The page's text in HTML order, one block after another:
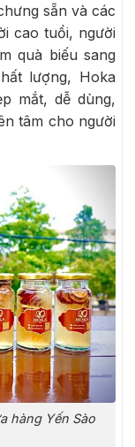
sẵn và các
cao tuổi, người
quà biếu sang
lượng, Hoka
mắt, dễ dùng,
tâm cho người
hàng Yến Sào